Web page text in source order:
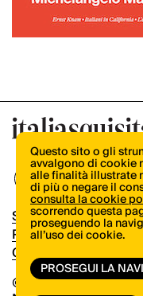
© Copyright 2026.
Shop
Pubblicità
Contatti
Questo sito o gli
avvalgono di cookie
alle finalità illustrate
di più o negare il
consulta la cookie
scorrendo questa
proseguendo la
all’uso dei cookie.
PROSEGUI LA